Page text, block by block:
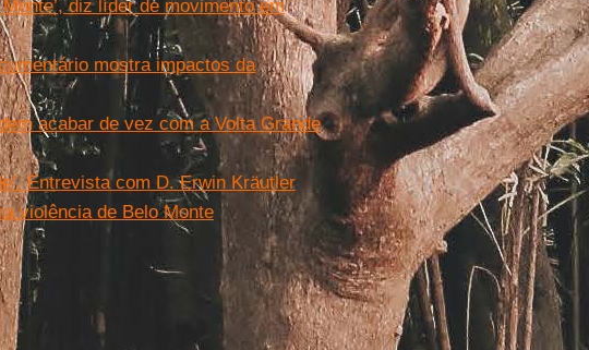
diz líder de movimento em
mostra impactos da
acabar de vez com a Volta Grande
Entrevista com D. Erwin Kräutler
violência de Belo Monte